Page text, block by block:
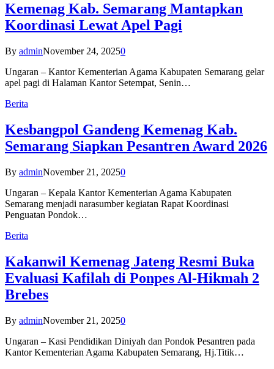
Kemenag Kab. Semarang Mantapkan
Koordinasi Lewat Apel Pagi
By adminNovember 24, 20250
Ungaran – Kantor Kementerian Agama Kabupaten Semarang gelar
apel pagi di Halaman Kantor Setempat, Senin…
Berita
Kesbangpol Gandeng Kemenag Kab.
Semarang Siapkan Pesantren Award 2026
By adminNovember 21, 20250
Ungaran – Kepala Kantor Kementerian Agama Kabupaten
Semarang menjadi narasumber kegiatan Rapat Koordinasi
Penguatan Pondok…
Berita
Kakanwil Kemenag Jateng Resmi Buka
Evaluasi Kafilah di Ponpes Al-Hikmah 2
Brebes
By adminNovember 21, 20250
Ungaran – Kasi Pendidikan Diniyah dan Pondok Pesantren pada
Kantor Kementerian Agama Kabupaten Semarang, Hj.Titik…